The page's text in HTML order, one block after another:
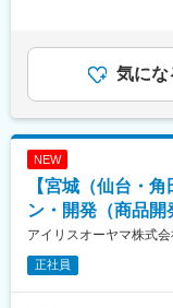
変更の範囲：会
・既存商品の品
・商品品質管理
・エコサート認
■備考
SOLIAの商品開
のものをつくる
ット用品や住環
給与詳細は当社
び会社・個人業
り、選考を通
当を含めた表記
気にな
NEW
【宮城（仙台・
ン・開発（商品
アイリスオーヤマ株式会
正社員